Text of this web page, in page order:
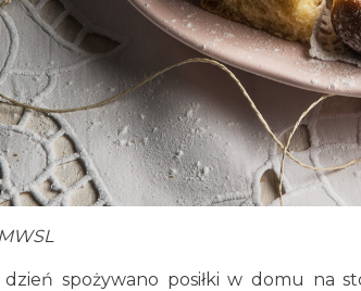
posiłki w domu na